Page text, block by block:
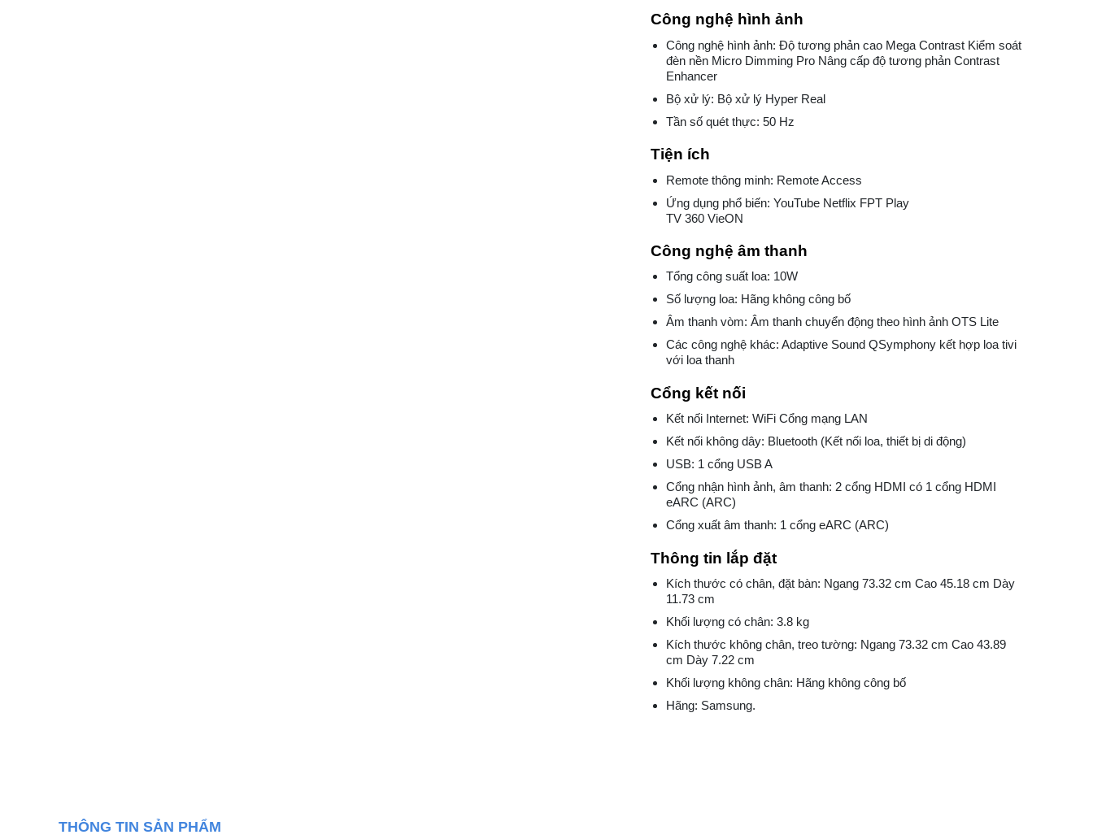
Công nghệ hình ảnh
Công nghệ hình ảnh: Độ tương phản cao Mega Contrast Kiểm soát
đèn nền Micro Dimming Pro Nâng cấp độ tương phản Contrast
Enhancer
Bộ xử lý: Bộ xử lý Hyper Real
Tần số quét thực: 50 Hz
Tiện ích
Remote thông minh: Remote Access
Ứng dụng phổ biến: YouTube Netflix FPT Play
TV 360 VieON
Công nghệ âm thanh
Tổng công suất loa: 10W
Số lượng loa: Hãng không công bố
Âm thanh vòm: Âm thanh chuyển động theo hình ảnh OTS Lite
Các công nghệ khác: Adaptive Sound QSymphony kết hợp loa tivi
với loa thanh
Cổng kết nối
Kết nối Internet: WiFi Cổng mạng LAN
Kết nối không dây: Bluetooth (Kết nối loa, thiết bị di động)
USB: 1 cổng USB A
Cổng nhận hình ảnh, âm thanh: 2 cổng HDMI có 1 cổng HDMI
eARC (ARC)
Cổng xuất âm thanh: 1 cổng eARC (ARC)
Thông tin lắp đặt
Kích thước có chân, đặt bàn: Ngang 73.32 cm Cao 45.18 cm Dày
11.73 cm
Khối lượng có chân: 3.8 kg
Kích thước không chân, treo tường: Ngang 73.32 cm Cao 43.89
cm Dày 7.22 cm
Khối lượng không chân: Hãng không công bố
Hãng: Samsung.
THÔNG TIN SẢN PHẨM